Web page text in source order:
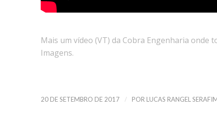
Mais um vídeo (VT) da Cobra Engenharia onde
Imagens.
20 DE SETEMBRO DE 2017 / POR LUCAS RANGEL